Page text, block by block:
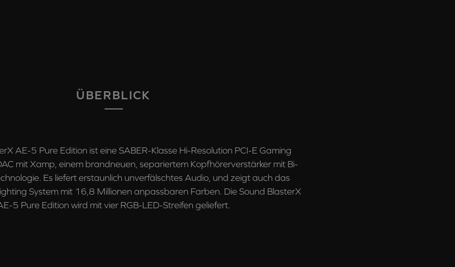
ÜBERBLICK
AE-5 Pure Edition ist eine SABER-Klasse Hi-Resolution PCI-E Gaming
mit Xamp, einem brandneuen, separiertem Kopfhörerverstärker mit Bi-
Es liefert erstaunlich unverfälschtes Audio, und zeigt auch das
System mit 16,8 Millionen anpassbaren Farben. Die Sound BlasterX
5 Pure Edition wird mit vier RGB-LED-Streifen geliefert.